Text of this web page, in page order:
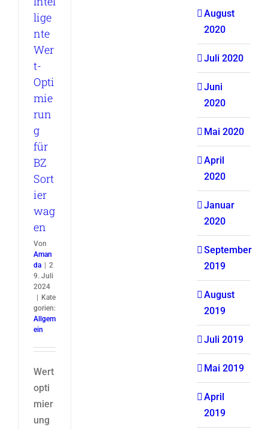
lige
nte
Wer
t-
Opti
mie
run
g
für
BZ
Sort
ier
wag
en
Von
Aman
da
2
9. Juli
2024
Kate
gorien:
Allgem
ein
Wert
opti
mier
ung
August
2020
Juli 2020
Juni
2020
Mai 2020
April
2020
Januar
2020
September
2019
August
2019
Juli 2019
Mai 2019
April
2019